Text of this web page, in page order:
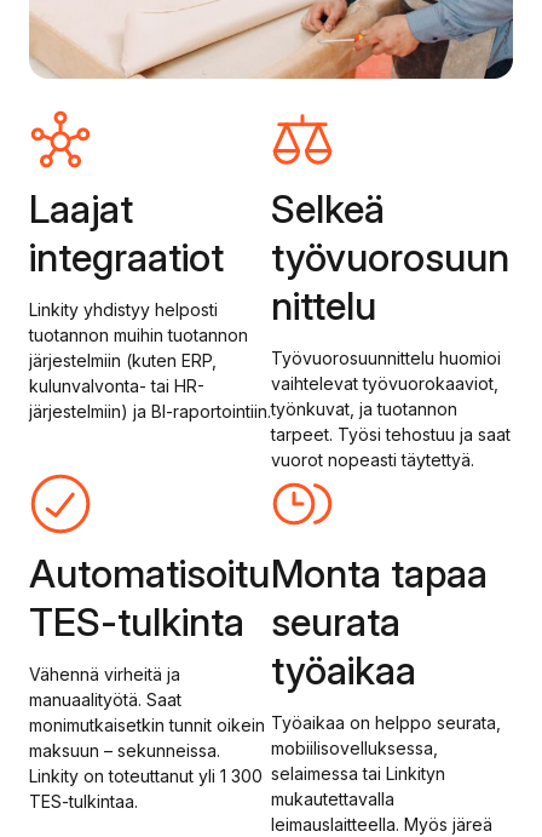
Laajat
integraatiot
Linkity yhdistyy helposti
tuotannon muihin tuotannon
järjestelmiin (kuten ERP,
kulunvalvonta- tai HR-
järjestelmiin) ja BI-raportointiin.
Selkeä
työvuorosuun
nittelu
Työvuorosuunnittelu huomioi
vaihtelevat työvuorokaaviot,
työnkuvat, ja tuotannon
tarpeet. Työsi tehostuu ja saat
vuorot nopeasti täytettyä.
Automatisoitu
TES-tulkinta
Vähennä virheitä ja
manuaalityötä. Saat
monimutkaisetkin tunnit oikein
maksuun – sekunneissa.
Linkity on toteuttanut yli 1 300
TES-tulkintaa.
Monta tapaa
seurata
työaikaa
Työaikaa on helppo seurata,
mobiilisovelluksessa,
selaimessa tai Linkityn
mukautettavalla
leimauslaitteella. Myös järeä